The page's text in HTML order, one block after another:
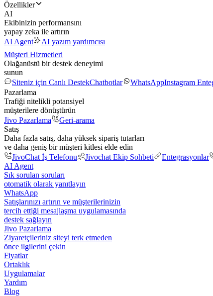
Özellikler
AI
Ekibinizin performansını
yapay zeka ile artırın
AI Agent
AI yazım yardımcısı
Müşteri Hizmetleri
Olağanüstü bir destek deneyimi
sunun
Siteniz için Canlı DestekChatbotlar WhatsAppInstagram
Pazarlama
Trafiği nitelikli potansiyel
müşterilere dönüştürün
Jivo Pazarlama
Geri-arama
Satış
Daha fazla satış, daha yüksek sipariş tutarları
ve daha geniş bir müşteri kitlesi elde edin
JivoChat İş Telefonu
Jivochat Ekip Sohbeti Entegrasyonlar
AI Agent
Sık sorulan soruları
otomatik olarak yanıtlayın
WhatsApp
Satışlarınızı artırın ve müşterilerinizin
tercih ettiği mesajlaşma uygulamasında
destek sağlayın
Jivo Pazarlama
Ziyaretçileriniz siteyi terk etmeden
önce ilgilerini çekin
Fiyatlar
Ortaklık
Uygulamalar
Yardım
Blog